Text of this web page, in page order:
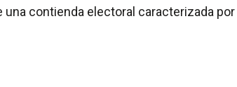
contienda electoral caracterizada por